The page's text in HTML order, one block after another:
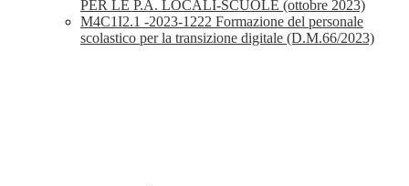
PER LE P.A. LOCALI-SCUOLE (ottobre 2023)
M4C1I2.1 -2023-1222 Formazione del personale
scolastico per la transizione digitale (D.M.66/2023)